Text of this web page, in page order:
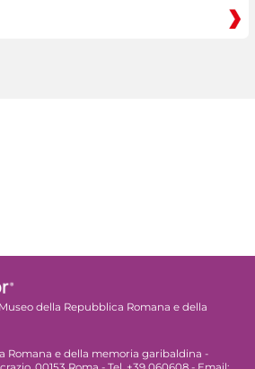
Museo della Repubblica Romana e della
Romana e della memoria garibaldina -